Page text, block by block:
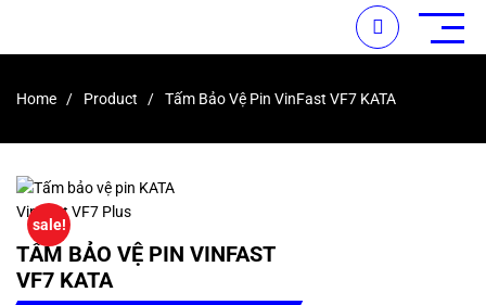
Home Product Tấm Bảo Vệ Pin VinFast VF7 KATA
sale!
TẤM BẢO VỆ PIN VINFAST
VF7 KATA